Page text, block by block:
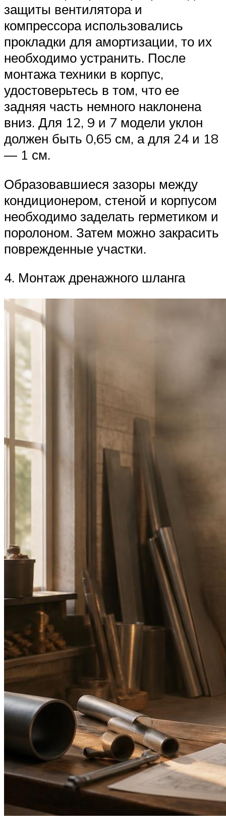
защиты вентилятора и
компрессора использовались
прокладки для амортизации, то их
необходимо устранить. После
монтажа техники в корпус,
удостоверьтесь в том, что ее
задняя часть немного наклонена
вниз. Для 12, 9 и 7 модели уклон
должен быть 0,65 см, а для 24 и 18
— 1 см.
Образовавшиеся зазоры между
кондиционером, стеной и корпусом
необходимо заделать герметиком и
поролоном. Затем можно закрасить
поврежденные участки.
4. Монтаж дренажного шланга